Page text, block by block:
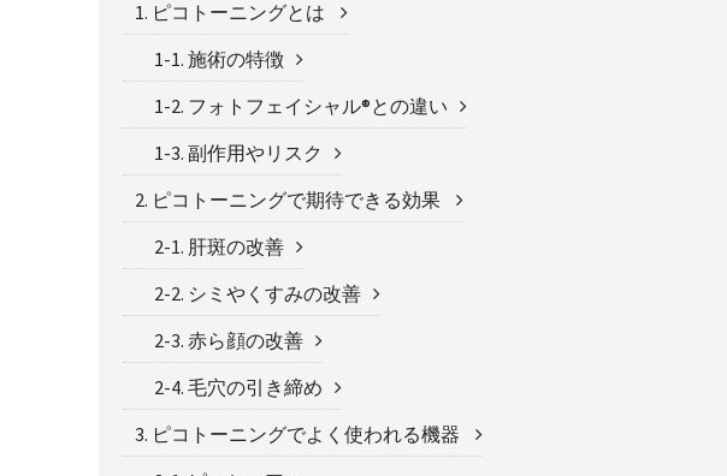
1. ピコトーニングとは
1-1. 施術の特徴
1-2. フォトフェイシャル®との違い
1-3. 副作用やリスク
2. ピコトーニングで期待できる効果
2-1. 肝斑の改善
2-2. シミやくすみの改善
2-3. 赤ら顔の改善
2-4. 毛穴の引き締め
3. ピコトーニングでよく使われる機器